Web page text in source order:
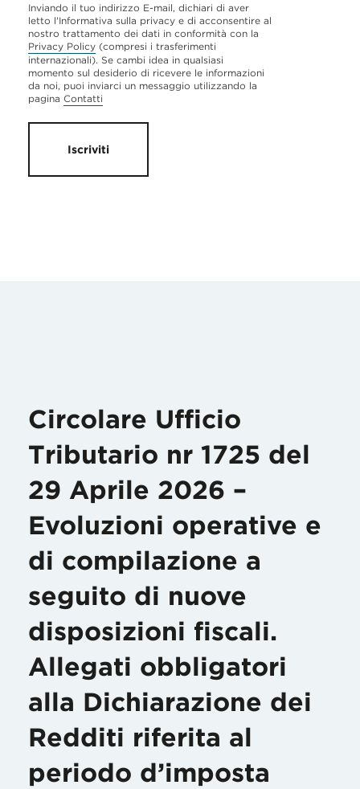
Inviando il tuo indirizzo E-mail, dichiari di aver
letto l'Informativa sulla privacy e di acconsentire al
nostro trattamento dei dati in conformità con la
Privacy Policy (compresi i trasferimenti
internazionali). Se cambi idea in qualsiasi
momento sul desiderio di ricevere le informazioni
da noi, puoi inviarci un messaggio utilizzando la
pagina Contatti
Iscriviti
Circolare Ufficio
Tributario nr 1725 del
29 Aprile 2026 –
Evoluzioni operative e
di compilazione a
seguito di nuove
disposizioni fiscali.
Allegati obbligatori
alla Dichiarazione dei
Redditi riferita al
periodo d’imposta